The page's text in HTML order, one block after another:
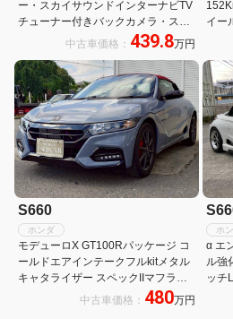
ー・スカイサウンドインターナビTV
チューナー付きバックカメラ・スカ
イサウンドスピーカーリア・サイド
ステップガーニッシュ・ユーロホー
ン・無限ハイドロフリックミラー・
禁煙車
中古車価格： 439.8万円
イー
ト
ィ
レク
ント
S660
ホンダ
モデューロX GT100Rパッケージ コ
ールドエアインテークフルkitメタル
キャタライザー スペックIIマフラー
フラッシュエディター ドライカーボ
中古車価格： 480万円
ホ
α エ
ル強
ッチ
限